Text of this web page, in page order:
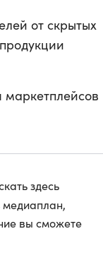
от скрытых
маркетплейсов
здесь
медиаплан,
вы сможете